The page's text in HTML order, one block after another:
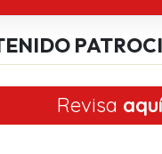
Revisa